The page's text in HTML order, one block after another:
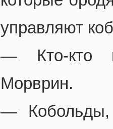
управляют
— Кто-кто
Морврин.
— Кобольды,